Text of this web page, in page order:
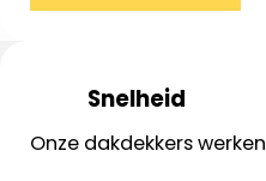
Snelheid
Onze dakdekkers